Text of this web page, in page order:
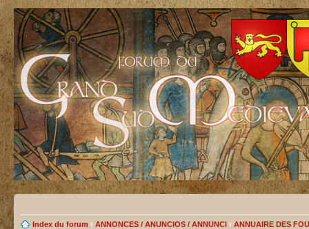
Index du forum ‹ ANNONCES / ANUNCIOS / ANNUNCI ‹ ANNUAIRE DES